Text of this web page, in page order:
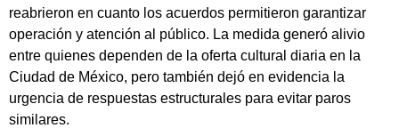
reabrieron en cuanto los acuerdos permitieron garantizar
operación y atención al público. La medida generó alivio
entre quienes dependen de la oferta cultural diaria en la
Ciudad de México, pero también dejó en evidencia la
urgencia de respuestas estructurales para evitar paros
similares.